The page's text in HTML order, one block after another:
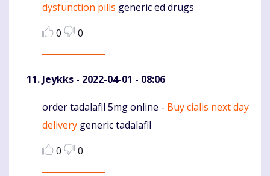
dysfunction pills generic ed drugs
0
0
Jeykks - 2022-04-01 - 08:06
Komentaras
order tadalafil 5mg online - Buy cialis next day
delivery generic tadalafil
0
0